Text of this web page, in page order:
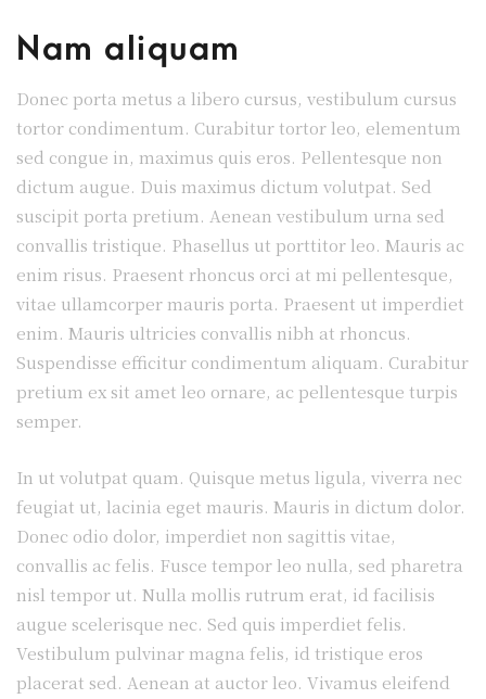
Nam aliquam
Donec porta metus a libero cursus, vestibulum cursus
tortor condimentum. Curabitur tortor leo, elementum
sed congue in, maximus quis eros. Pellentesque non
dictum augue. Duis maximus dictum volutpat. Sed
suscipit porta pretium. Aenean vestibulum urna sed
convallis tristique. Phasellus ut porttitor leo. Mauris ac
enim risus. Praesent rhoncus orci at mi pellentesque,
vitae ullamcorper mauris porta. Praesent ut imperdiet
enim. Mauris ultricies convallis nibh at rhoncus.
Suspendisse efficitur condimentum aliquam. Curabitur
pretium ex sit amet leo ornare, ac pellentesque turpis
semper.
In ut volutpat quam. Quisque metus ligula, viverra nec
feugiat ut, lacinia eget mauris. Mauris in dictum dolor.
Donec odio dolor, imperdiet non sagittis vitae,
convallis ac felis. Fusce tempor leo nulla, sed pharetra
nisl tempor ut. Nulla mollis rutrum erat, id facilisis
augue scelerisque nec. Sed quis imperdiet felis.
Vestibulum pulvinar magna felis, id tristique eros
placerat sed. Aenean at auctor leo. Vivamus eleifend